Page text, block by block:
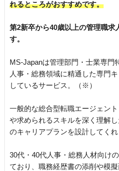
れるところがおすすめです。
第2新卒から40歳以上の管理職求
す。
MS-Japanは管理部門・士業専門
人事・総務領域に精通した専門
しているサービス。（※）
一般的な総合型転職エージェン
や求められるスキルを深く理解
のキャリアプランを設計してくれ
30代・40代人事・総務人材向け
ており、職務経歴書の添削や模